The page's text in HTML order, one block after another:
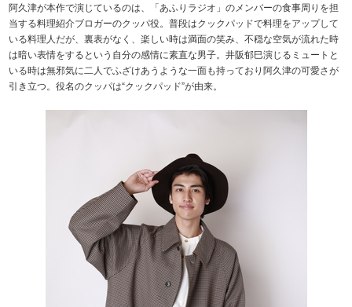
阿久津が本作で演じているのは、「あふりラジオ」のメンバーの食事周りを担
当する料理紹介ブロガーのクッパ役。普段はクックパッドで料理をアップして
いる料理人だが、裏表がなく、楽しい時は満面の笑み、不穏な空気が流れた時
は暗い表情をするという自分の感情に素直な男子。井阪郁巳演じるミュートと
いる時は無邪気に二人でふざけあうような一面も持っており阿久津の可愛さが
引き立つ。役名のクッパは“クックパッド”が由来。